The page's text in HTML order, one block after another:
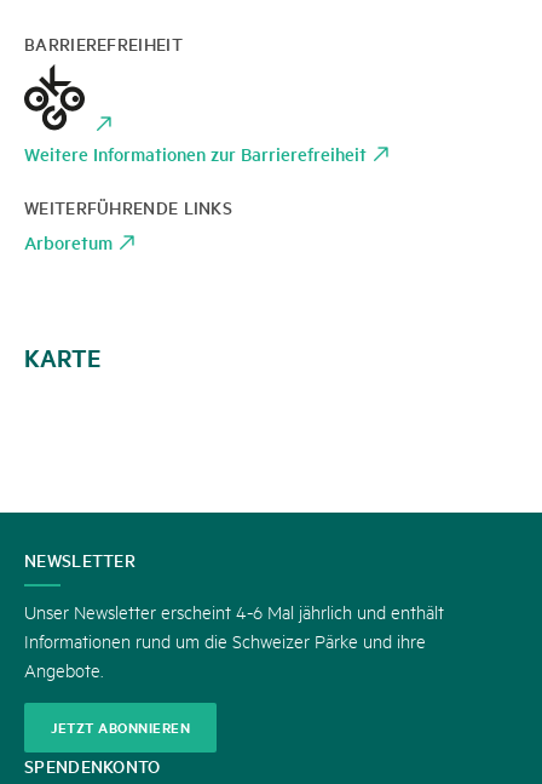
BARRIEREFREIHEIT
Weitere Informationen zur Barrierefreiheit
WEITERFÜHRENDE LINKS
Arboretum
KARTE
KONTAKT
NEWSLETTER
Unser Newsletter erscheint 4-6 Mal jährlich und enthält
Informationen rund um die Schweizer Pärke und ihre
Angebote.
JETZT ABONNIEREN
SPENDENKONTO